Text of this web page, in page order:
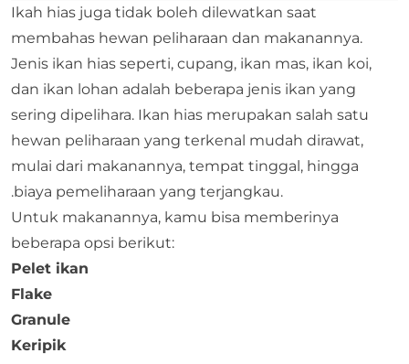
Ikah hias juga tidak boleh dilewatkan saat
membahas hewan peliharaan dan makanannya.
Jenis ikan hias seperti, cupang, ikan mas, ikan koi,
dan ikan lohan adalah beberapa jenis ikan yang
sering dipelihara. Ikan hias merupakan salah satu
hewan peliharaan yang terkenal mudah dirawat,
mulai dari makanannya, tempat tinggal, hingga
.biaya pemeliharaan yang terjangkau.
Untuk makanannya, kamu bisa memberinya
beberapa opsi berikut:
Pelet ikan
Flake
Granule
Keripik